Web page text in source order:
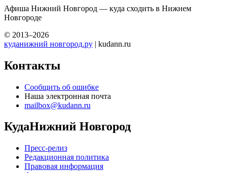
Афиша Нижний Новгород — куда сходить в Нижнем
Новгороде
© 2013–2026
куданижний новгород.ру | kudann.ru
Контакты
Сообщить об ошибке
Наша электронная почта
mailbox@kudann.ru
КудаНижний Новгород
Пресс-релиз
Редакционная политика
Правовая информация